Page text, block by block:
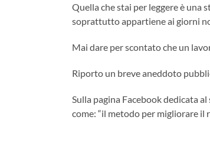
Quella che stai per leggere è una
soprattutto appartiene ai giorni
Mai dare per scontato che un
Riporto un breve aneddoto
Sulla pagina Facebook dedicata
come: “il metodo per migliorare il